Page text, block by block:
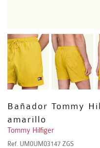
Bañador Tommy
amarillo
Tommy Hilfiger
Ref. UM0UM03147 ZGS